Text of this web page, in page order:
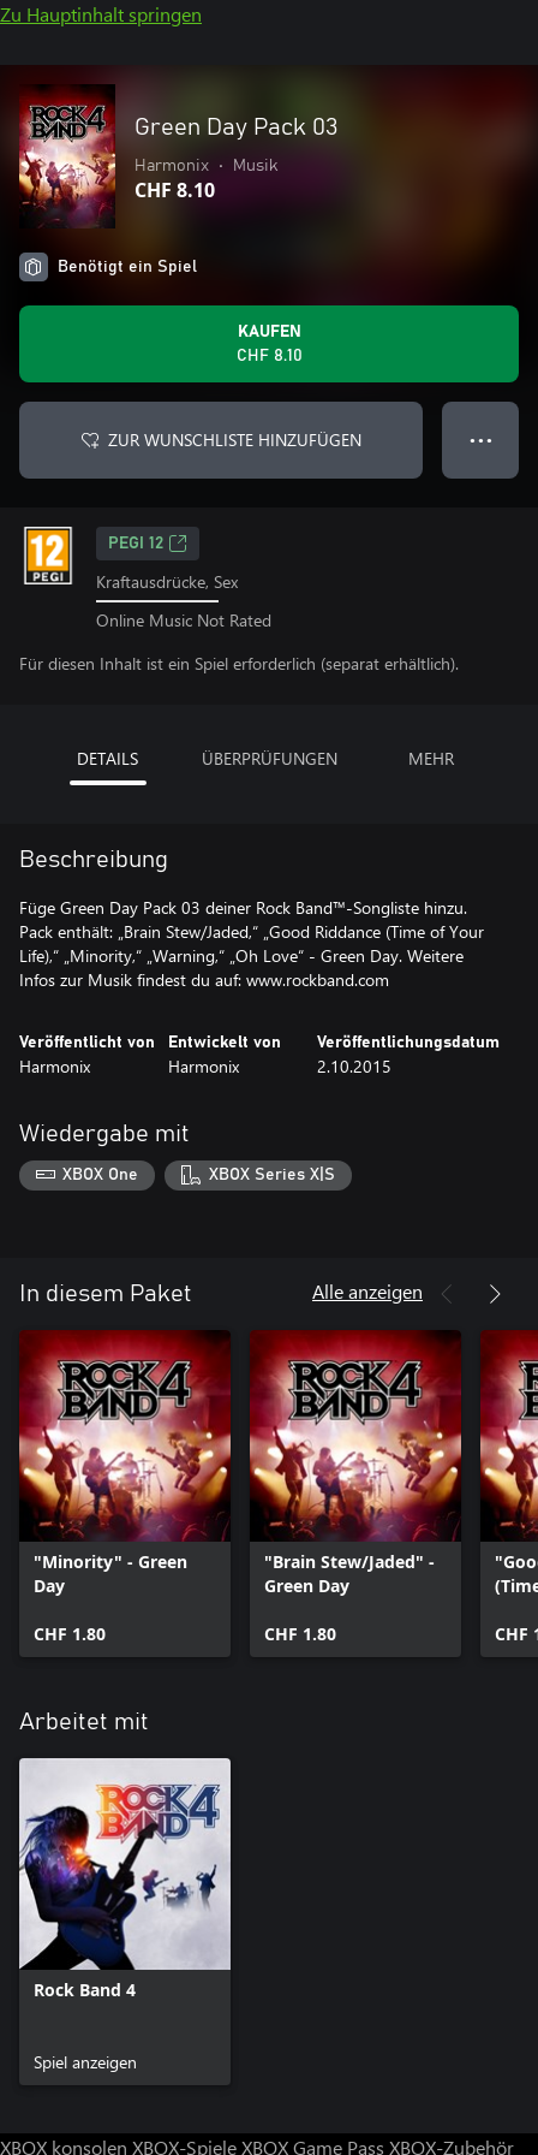
Zu Hauptinhalt springen
Green Day Pack 03
Harmonix • Musik
CHF 8.10
Benötigt ein Spiel
KAUFEN
CHF 8.10
ZUR WUNSCHLISTE HINZUFÜGEN ● ● ●
PEGI 12
Kraftausdrücke, Sex
Online Music Not Rated
Für diesen Inhalt ist ein Spiel erforderlich (separat erhältlich).
DETAILS ÜBERPRÜFUNGEN MEHR
Beschreibung
Füge Green Day Pack 03 deiner Rock Band™-Songliste hinzu.
Pack enthält: „Brain Stew/Jaded,“ „Good Riddance (Time of Your
Life),“ „Minority,“ „Warning,“ „Oh Love“ - Green Day. Weitere
Infos zur Musik findest du auf: www.rockband.com
Veröffentlicht von
Harmonix
Entwickelt von
Harmonix
Veröffentlichungsdatum
2.10.2015
Wiedergabe mit
XBOX One XBOX Series X|S
In diesem Paket Alle anzeigen
"Minority" - Green
Day
CHF 1.80
"Brain Stew/Jaded" -
Green Day
CHF 1.80
CHF
Arbeitet mit
Rock Band 4
Spiel anzeigen
XBOX konsolen XBOX-SpieleXBOX Game Pass XBOX-Zubehör